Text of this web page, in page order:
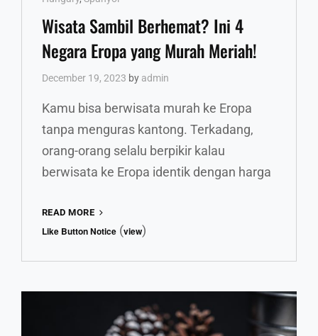
Wisata Sambil Berhemat? Ini 4
Negara Eropa yang Murah Meriah!
December 19, 2023 by admin
Kamu bisa berwisata murah ke Eropa
tanpa menguras kantong. Terkadang,
orang-orang selalu berpikir kalau
berwisata ke Eropa identik dengan harga
READ MORE
SAMBIL
YANG
MURAH
Like Button Notice (view)